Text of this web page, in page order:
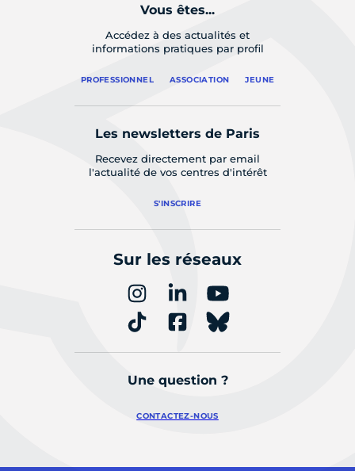
Vous êtes...
Accédez à des actualités et
informations pratiques par profil
PROFESSIONNEL ASSOCIATION JEUNE
Les newsletters de Paris
Recevez directement par email
l'actualité de vos centres d'intérêt
S'INSCRIRE
Sur les réseaux
Une question ?
CONTACTEZ-NOUS